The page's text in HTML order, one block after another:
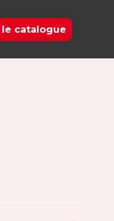
catalogue